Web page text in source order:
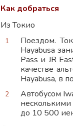
Как добраться
Из Токио
Поездом.
Hayabusa
Pass и JR
качестве
Hayabusa, в
Автобусом
до 10 500